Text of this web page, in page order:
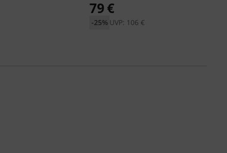
79 €
UVP: 106 €
-25%